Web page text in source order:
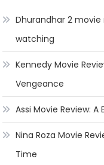
Dhurandhar 2 movie
watching
Kennedy Movie
Vengeance
Assi Movie Review:
Nina Roza Movie
Time